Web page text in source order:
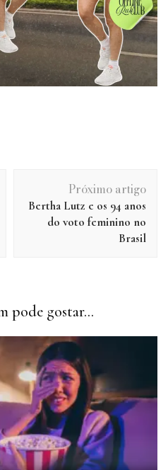
Próximo artigo
Bertha Lutz e os 94 anos
do voto feminino no
Brasil
pode gostar...